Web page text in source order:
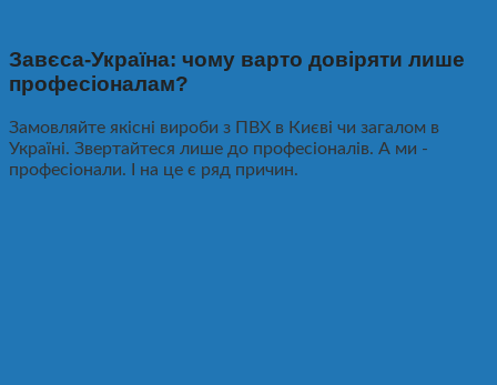
Завєса-Україна: чому варто довіряти лише
професіоналам?
Замовляйте якісні вироби з ПВХ в Києві чи загалом в
Україні. Звертайтеся лише до професіоналів. А ми -
професіонали. І на це є ряд причин.